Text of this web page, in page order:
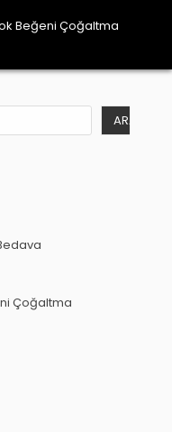
Beğeni Çoğaltma
ARA
Çoğaltma